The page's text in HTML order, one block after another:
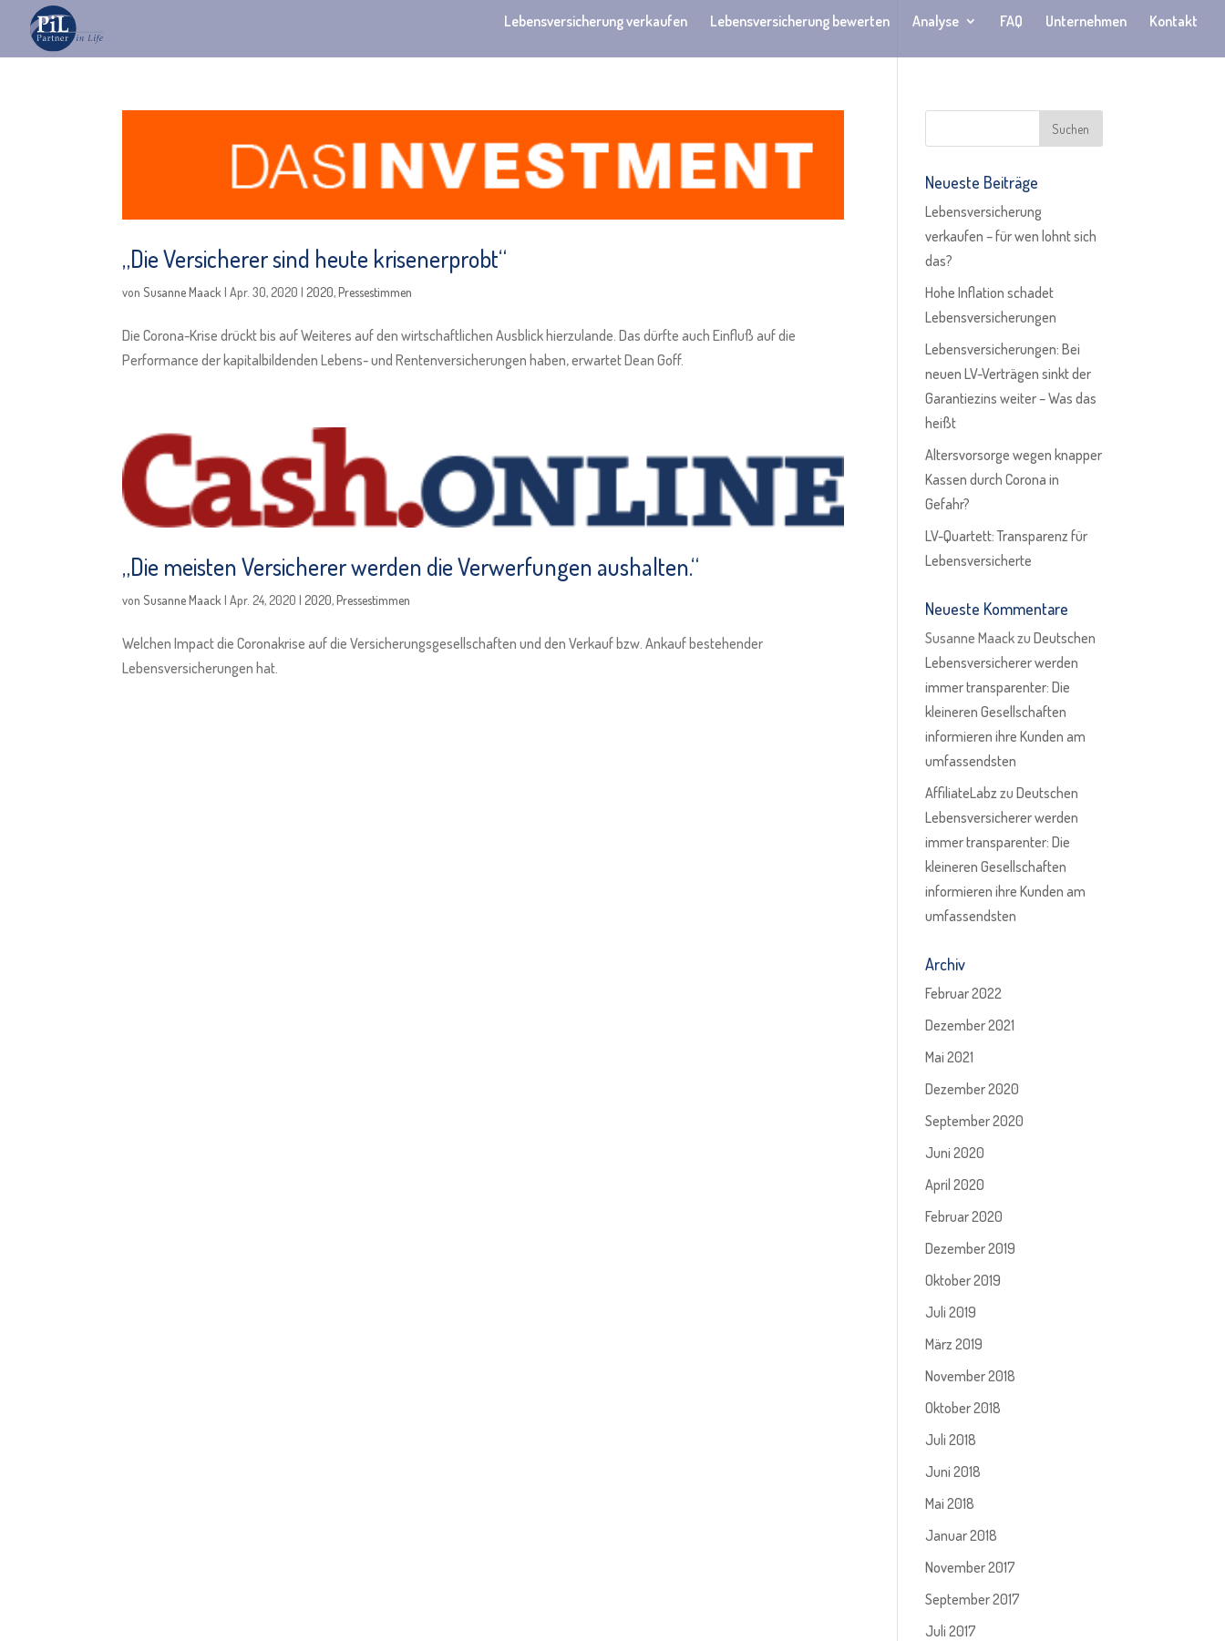
Lebensversicherung verkaufen Lebensversicherung bewerten Analyse FAQ Unternehmen Kontakt
„Die Versicherer sind heute krisenerprobt“
von Susanne Maack |Apr. 30, 2020 |2020, Pressestimmen
Die Corona-Krise drückt bis auf Weiteres auf den wirtschaftlichen Ausblick hierzulande. Das dürfte auch Einfluß auf die
Performance der kapitalbildenden Lebens- und Rentenversicherungen haben, erwartet Dean Goff.
„Die meisten Versicherer werden die Verwerfungen aushalten.“
von Susanne Maack |Apr. 24, 2020 |2020,Pressestimmen
Welchen Impact die Coronakrise auf die Versicherungsgesellschaften und den Verkauf bzw. Ankauf bestehender
Lebensversicherungen hat.
Neueste Beiträge
Lebensversicherung
verkaufen – für wen lohnt sich
das?
Hohe Inflation schadet
Lebensversicherungen
Lebensversicherungen: Bei
neuen LV-Verträgen sinkt der
Garantiezins weiter – Was das
heißt
Altersvorsorge wegen knapper
Kassen durch Corona in
Gefahr?
LV-Quartett: Transparenz für
Lebensversicherte
Neueste Kommentare
Susanne MaackzuDeutschen
Lebensversicherer werden
immer transparenter: Die
kleineren Gesellschaften
informieren ihre Kunden am
umfassendsten
AffiliateLabz zuDeutschen
Lebensversicherer werden
immer transparenter: Die
kleineren Gesellschaften
informieren ihre Kunden am
umfassendsten
Archiv
Februar 2022
Dezember 2021
Mai 2021
Dezember 2020
September 2020
Juni 2020
April 2020
Februar 2020
Dezember 2019
Oktober 2019
Juli 2019
März 2019
November 2018
Oktober 2018
Juli 2018
Juni 2018
Mai 2018
Januar 2018
November 2017
September 2017
Juli 2017